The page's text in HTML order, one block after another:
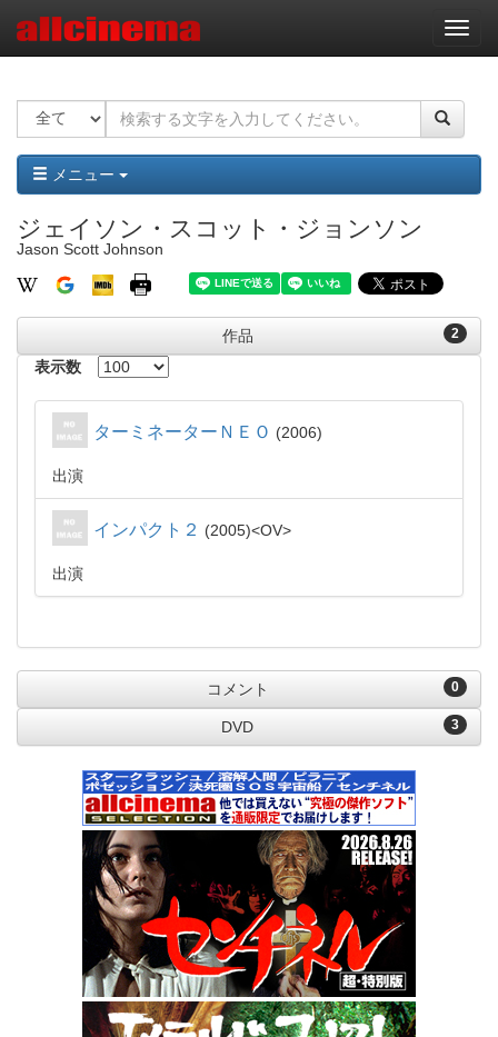
ナ
ビ
ー
ョ
ン
メニュー
ジェイソン・スコット・ジョンソン
Jason Scott Johnson
2
作品
表示数
ターミネーターＮＥＯ 2006
出演
インパクト２ 2005 OV
出演
0
コメント
3
DVD